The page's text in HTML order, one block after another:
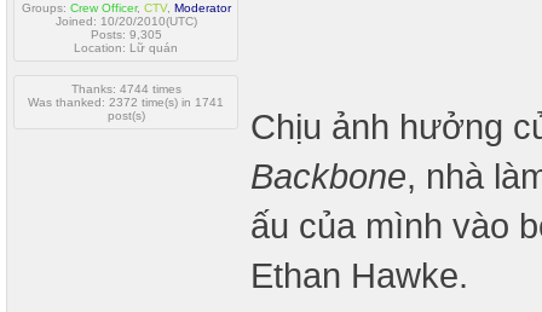
Groups: Crew Officer, CTV, Moderator
Joined: 10/20/2010(UTC)
Posts: 9,305
Location: Lữ quán
Thanks: 4744 times
Was thanked: 2372 time(s) in 1741
post(s)
Chịu ảnh hưởng
Backbone, nhà
ấu của mình vào
Ethan Hawke.